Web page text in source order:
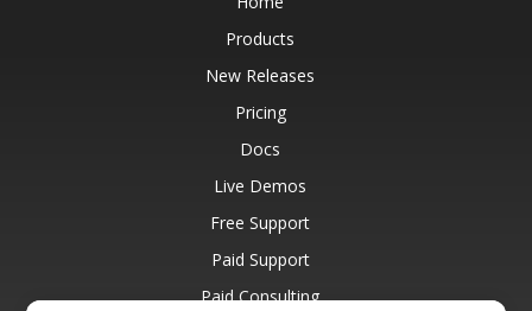
Products
New Releases
Pricing
Docs
Live Demos
Free Support
Paid Support
Paid Consulting